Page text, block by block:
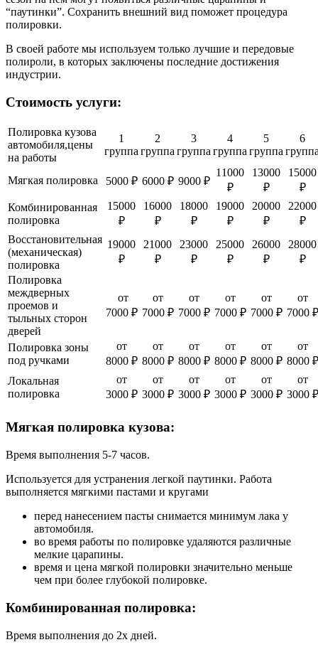
“паутинки”. Сохранить внешний вид поможет процедура
полировки.
В своей работе мы используем только лучшие и передовые
полироли, в которых заключены последние достижения
индустрии.
Стоимость услуги:
Полировка кузова
автомобиля,цены
на работы
1
группа
2
группа
3
группа
4
группа
5
группа
6
Мягкая полировка 5000 ₽ 6000 ₽ 9000 ₽
11000
₽
13000
₽
15000
₽
Комбинированная
полировка
15000
₽
16000
₽
18000
₽
19000
₽
20000
₽
22000
₽
Восстановительная
(механическая)
полировка
19000
₽
21000
₽
23000
₽
25000
₽
26000
₽
28000
₽
Полировка
междверных
проемов и
тыльных сторон
дверей
от
7000 ₽
от
7000 ₽
от
7000 ₽
от
7000 ₽
от
7000 ₽
от
7000 ₽
Полировка зоны
под ручками
от
8000 ₽
от
8000 ₽
от
8000 ₽
от
8000 ₽
от
8000 ₽
от
8000 ₽
Локальная
полировка
от
3000 ₽
от
3000 ₽
от
3000 ₽
от
3000 ₽
от
3000 ₽
от
3000 ₽
Мягкая полировка кузова:
Время выполнения 5-7 часов.
Используется для устранения легкой паутинки. Работа
выполняется мягкими пастами и кругами
перед нанесением пасты снимается минимум лака у
автомобиля.
во время работы по полировке удаляются различные
мелкие царапины.
время и цена мягкой полировки значительно меньше
чем при более глубокой полировке.
Комбинированная полировка:
Время выполнения до 2х дней.